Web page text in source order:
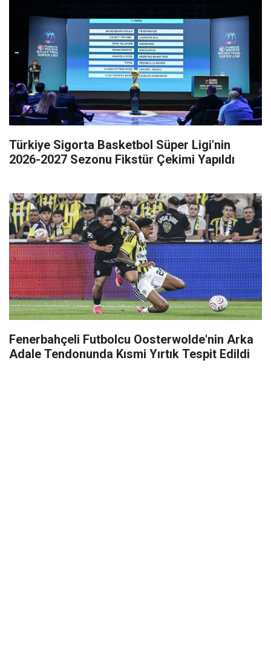
Türkiye Sigorta Basketbol Süper Ligi'nin
2026-2027 Sezonu Fikstür Çekimi Yapıldı
Fenerbahçeli Futbolcu Oosterwolde'nin Arka
Adale Tendonunda Kısmi Yırtık Tespit Edildi